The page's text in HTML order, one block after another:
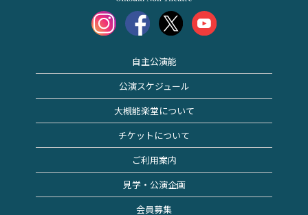
自主公演能
公演スケジュール
大槻能楽堂について
チケットについて
ご利用案内
見学・公演企画
会員募集